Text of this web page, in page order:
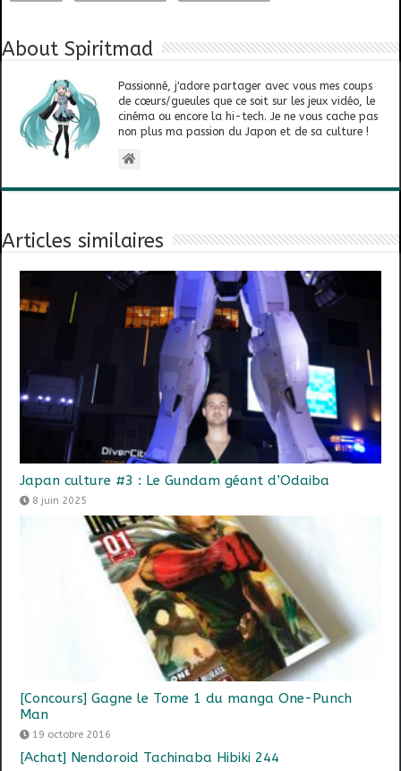
About Spiritmad
Passionné, j'adore partager avec vous mes coups
de cœurs/gueules que ce soit sur les jeux vidéo, le
cinéma ou encore la hi-tech. Je ne vous cache pas
non plus ma passion du Japon et de sa culture !
Articles similaires
Japan culture #3 : Le Gundam géant d’Odaiba
8 juin 2025
[Concours] Gagne le Tome 1 du manga One-Punch
Man
19 octobre 2016
[Achat] Nendoroid Tachinaba Hibiki 244